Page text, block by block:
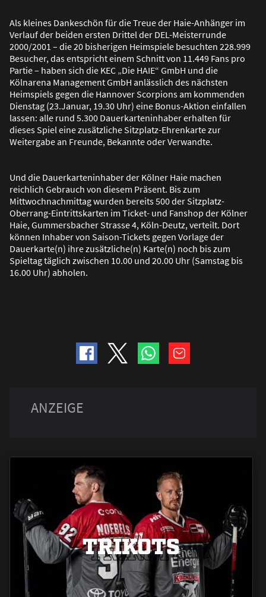
Als kleines Dankeschön für die Treue der Haie-Anhänger im
Verlauf der beiden ersten Drittel der DEL-Meisterrunde
2000/2001 – die 20 bisherigen Heimspiele besuchten 228.999
Besucher, das entspricht einem Schnitt von 11.449 Fans pro
Partie – haben sich die KEC „Die HAIE“ GmbH und die
Kölnarena Management GmbH anlässlich des nächsten
Heimspiels gegen die Hannover Scorpions am kommenden
Dienstag (23.Januar, 19.30 Uhr) eine Bonus-Aktion einfallen
lassen: alle rund 5.300 Dauerkarteninhaber erhalten für
dieses Spiel eine zusätzliche Sitzplatz-Ehrenkarte zur
Weitergabe an Freunde, Bekannte oder Verwandte.
Und die Dauerkarteninhaber der Kölner Haie machen
reichlich Gebrauch von diesem Präsent. Bis zum
Mittwochnachmittag wurden bereits 500 der Sitzplatz-
Oberrang-Eintrittskarten im Ticket- und Fanshop der Kölner
Haie, Gummersbacher Strasse 4, Köln-Deutz, verteilt. Dort
können Inhaber von Saison-Tickets gegen Vorlage der
Dauerkarte(n) ihre zusätzliche(n) Karte(n) noch bis zum
Spieltag täglich zwischen 10.00 und 20.00 Uhr (Samstag bis
16.00 Uhr) abholen.
TRIKOTS
TRIKOTS
TRIKOTS